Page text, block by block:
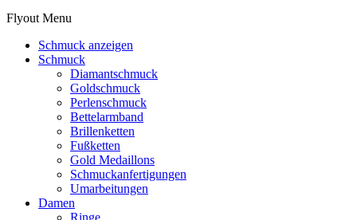
Flyout Menu
Schmuck anzeigen
Schmuck
Diamantschmuck
Goldschmuck
Perlenschmuck
Bettelarmband
Brillenketten
Fußketten
Gold Medaillons
Schmuckanfertigungen
Umarbeitungen
Damen
Ringe